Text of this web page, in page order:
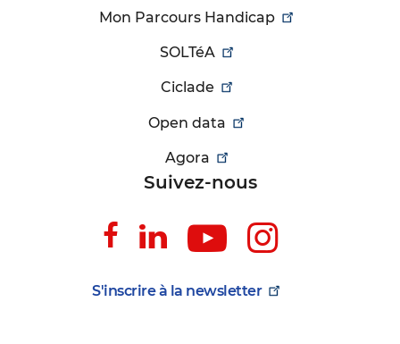
Mon Parcours Handicap
SOLTéA
Ciclade
Open data
Agora
Suivez-nous
Suivez-
nous
sur
Facebook
Suivez-
nous
sur
Linkedin
Suivez-
nous
sur
Youtube
Suivez-
nous
sur
S'inscrire à la newsletter